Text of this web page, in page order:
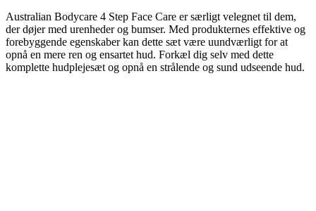
Australian Bodycare 4 Step Face Care er særligt velegnet til dem,
der døjer med urenheder og bumser. Med produkternes effektive og
forebyggende egenskaber kan dette sæt være uundværligt for at
opnå en mere ren og ensartet hud. Forkæl dig selv med dette
komplette hudplejesæt og opnå en strålende og sund udseende hud.